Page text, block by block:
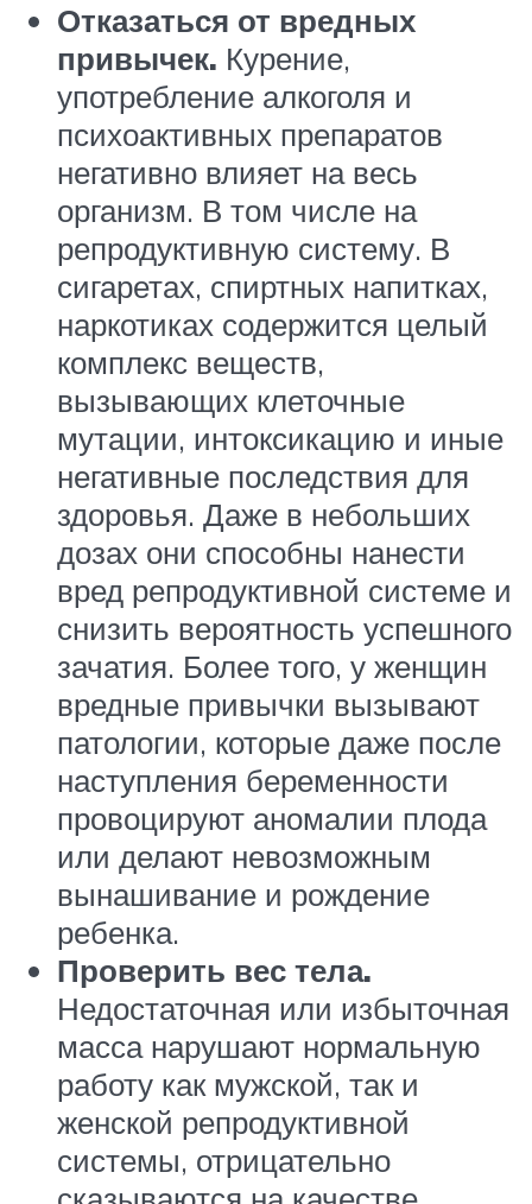
Отказаться от вредных
привычек. Курение,
употребление алкоголя и
психоактивных препаратов
негативно влияет на весь
организм. В том числе на
репродуктивную систему. В
сигаретах, спиртных напитках,
наркотиках содержится целый
комплекс веществ,
вызывающих клеточные
мутации, интоксикацию и иные
негативные последствия для
здоровья. Даже в небольших
дозах они способны нанести
вред репродуктивной системе и
снизить вероятность успешного
зачатия. Более того, у женщин
вредные привычки вызывают
патологии, которые даже после
наступления беременности
провоцируют аномалии плода
или делают невозможным
вынашивание и рождение
ребенка.
Проверить вес тела.
Недостаточная или избыточная
масса нарушают нормальную
работу как мужской, так и
женской репродуктивной
системы, отрицательно